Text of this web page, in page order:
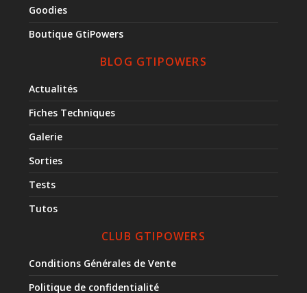
Goodies
Boutique GtiPowers
BLOG GTIPOWERS
Actualités
Fiches Techniques
Galerie
Sorties
Tests
Tutos
CLUB GTIPOWERS
Conditions Générales de Vente
Politique de confidentialité